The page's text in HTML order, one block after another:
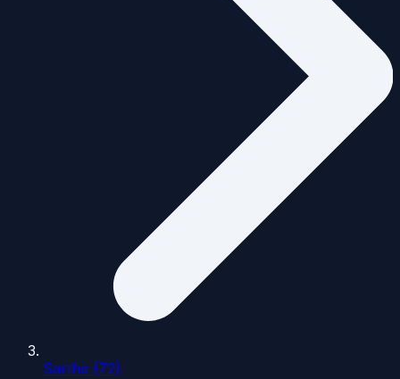
Sarthe (72)